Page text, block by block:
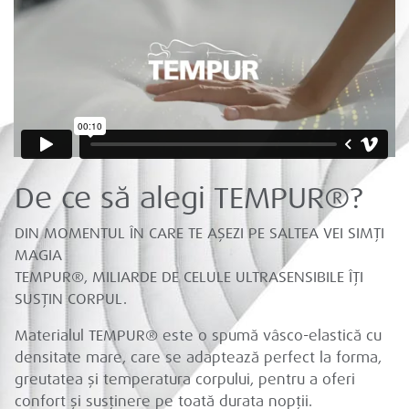
De ce să alegi TEMPUR®?
DIN MOMENTUL ÎN CARE TE AȘEZI PE SALTEA VEI SIMȚI
MAGIA
TEMPUR®, MILIARDE DE CELULE ULTRASENSIBILE ÎȚI
SUSȚIN CORPUL.
Materialul TEMPUR® este o spumă vâsco-elastică cu
densitate mare, care se adaptează perfect la forma,
greutatea și temperatura corpului, pentru a oferi
confort și susținere pe toată durata nopții.